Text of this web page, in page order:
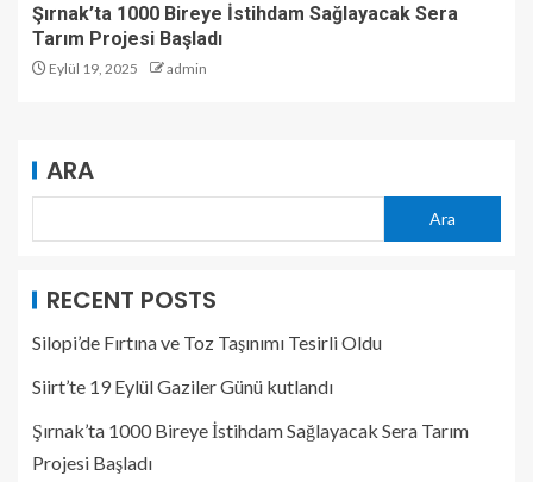
Şırnak’ta 1000 Bireye İstihdam Sağlayacak Sera
Tarım Projesi Başladı
Eylül 19, 2025 admin
ARA
Ara
RECENT POSTS
Silopi’de Fırtına ve Toz Taşınımı Tesirli Oldu
Siirt’te 19 Eylül Gaziler Günü kutlandı
Şırnak’ta 1000 Bireye İstihdam Sağlayacak Sera Tarım
Projesi Başladı